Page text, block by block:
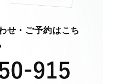
せ・ご予約はこち